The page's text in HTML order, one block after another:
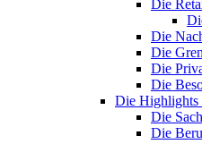
Die
Die
Die
Die
Die
Die
Die
Die